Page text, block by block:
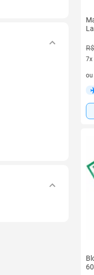
7x
7
ou